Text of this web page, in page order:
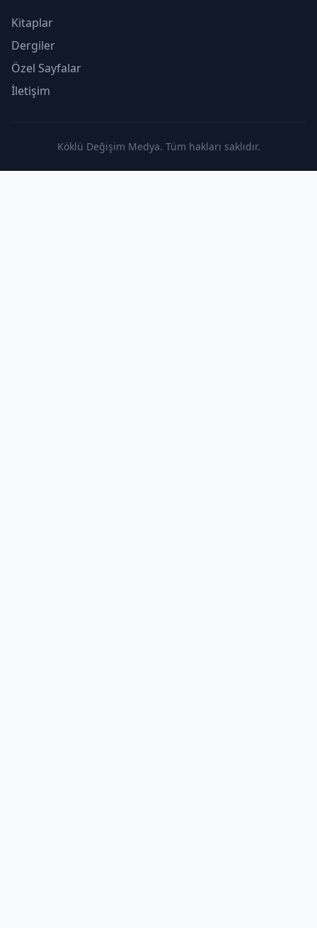
Kitaplar
Dergiler
Özel Sayfalar
İletişim
Köklü Değişim Medya. Tüm hakları saklıdır.